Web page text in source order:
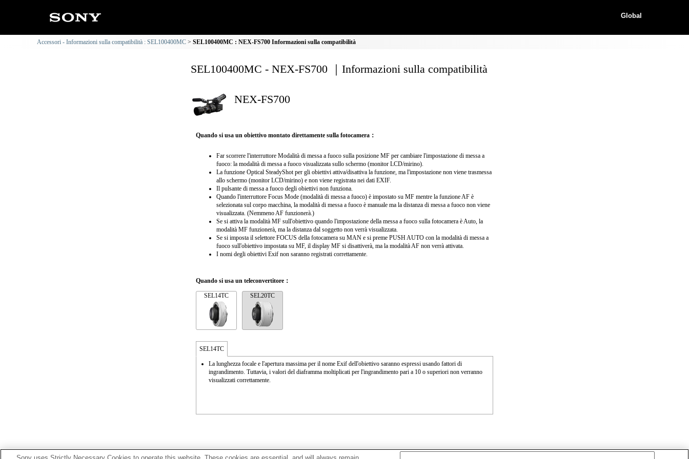
Global
Accessori - Informazioni sulla compatibilità : SEL100400MC SEL100400MC : NEX-FS700 Informazioni sulla compatibilità
SEL100400MC - NEX-FS700 ｜Informazioni sulla compatibilità
NEX-FS700
Quando si usa un obiettivo montato direttamente sulla fotocamera：
Far scorrere l'interruttore Modalità di messa a fuoco sulla posizione MF per cambiare l'impostazione di messa a
fuoco: la modalità di messa a fuoco visualizzata sullo schermo (monitor LCD/mirino).
La funzione Optical SteadyShot per gli obiettivi attiva/disattiva la funzione, ma l'impostazione non viene trasmessa
allo schermo (monitor LCD/mirino) e non viene registrata nei dati EXIF.
Il pulsante di messa a fuoco degli obiettivi non funziona.
Quando l'interruttore Focus Mode (modalità di messa a fuoco) è impostato su MF mentre la funzione AF è
selezionata sul corpo macchina, la modalità di messa a fuoco è manuale ma la distanza di messa a fuoco non viene
visualizzata. (Nemmeno AF funzionerà.)
Se si attiva la modalità MF sull'obiettivo quando l'impostazione della messa a fuoco sulla fotocamera è Auto, la
modalità MF funzionerà, ma la distanza dal soggetto non verrà visualizzata.
Se si imposta il selettore FOCUS della fotocamera su MAN e si preme PUSH AUTO con la modalità di messa a
fuoco sull'obiettivo impostata su MF, il display MF si disattiverà, ma la modalità AF non verrà attivata.
I nomi degli obiettivi Exif non saranno registrati correttamente.
Quando si usa un teleconvertitore：
SEL14TC SEL20TC
SEL14TC
La lunghezza focale e l'apertura massima per il nome Exif dell'obiettivo saranno espressi usando fattori di
ingrandimento. Tuttavia, i valori del diaframma moltiplicati per l'ingrandimento pari a 10 o superiori non verranno
visualizzati correttamente.